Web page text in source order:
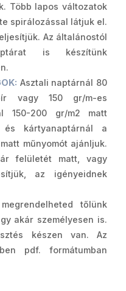
Több lapos változatok
spirálozással látjuk el.
Az általánostól
is készítünk
Asztali naptárnál 80
vagy 150 gr/m-es
150-200 gr/m2 matt
és kártyanaptárnál a
műnyomót ajánljuk.
felületét matt, vagy
az igényeidnek
tőlünk
akár személyesen is.
készen van. Az
pdf. formátumban